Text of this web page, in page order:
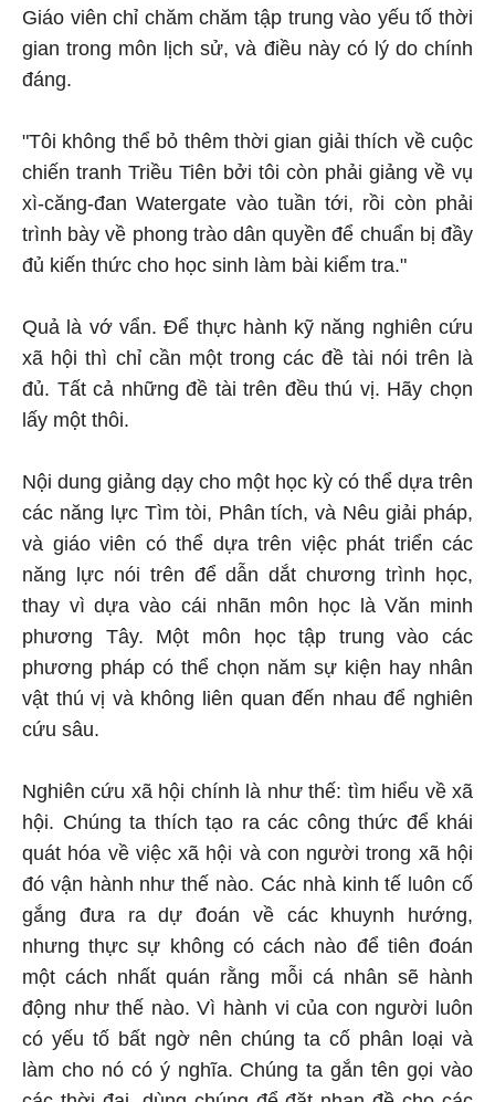
Giáo viên chỉ chăm chăm tập trung vào yếu tố thời
gian trong môn lịch sử, và điều này có lý do chính
đáng.
"Tôi không thể bỏ thêm thời gian giải thích về cuộc
chiến tranh Triều Tiên bởi tôi còn phải giảng về vụ
xì-căng-đan Watergate vào tuần tới, rồi còn phải
trình bày về phong trào dân quyền để chuẩn bị đầy
đủ kiến thức cho học sinh làm bài kiểm tra."
Quả là vớ vẩn. Để thực hành kỹ năng nghiên cứu
xã hội thì chỉ cần một trong các đề tài nói trên là
đủ. Tất cả những đề tài trên đều thú vị. Hãy chọn
lấy một thôi.
Nội dung giảng dạy cho một học kỳ có thể dựa trên
các năng lực Tìm tòi, Phân tích, và Nêu giải pháp,
và giáo viên có thể dựa trên việc phát triển các
năng lực nói trên để dẫn dắt chương trình học,
thay vì dựa vào cái nhãn môn học là Văn minh
phương Tây. Một môn học tập trung vào các
phương pháp có thể chọn năm sự kiện hay nhân
vật thú vị và không liên quan đến nhau để nghiên
cứu sâu.
Nghiên cứu xã hội chính là như thế: tìm hiểu về xã
hội. Chúng ta thích tạo ra các công thức để khái
quát hóa về việc xã hội và con người trong xã hội
đó vận hành như thế nào. Các nhà kinh tế luôn cố
gắng đưa ra dự đoán về các khuynh hướng,
nhưng thực sự không có cách nào để tiên đoán
một cách nhất quán rằng mỗi cá nhân sẽ hành
động như thế nào. Vì hành vi của con người luôn
có yếu tố bất ngờ nên chúng ta cố phân loại và
làm cho nó có ý nghĩa. Chúng ta gắn tên gọi vào